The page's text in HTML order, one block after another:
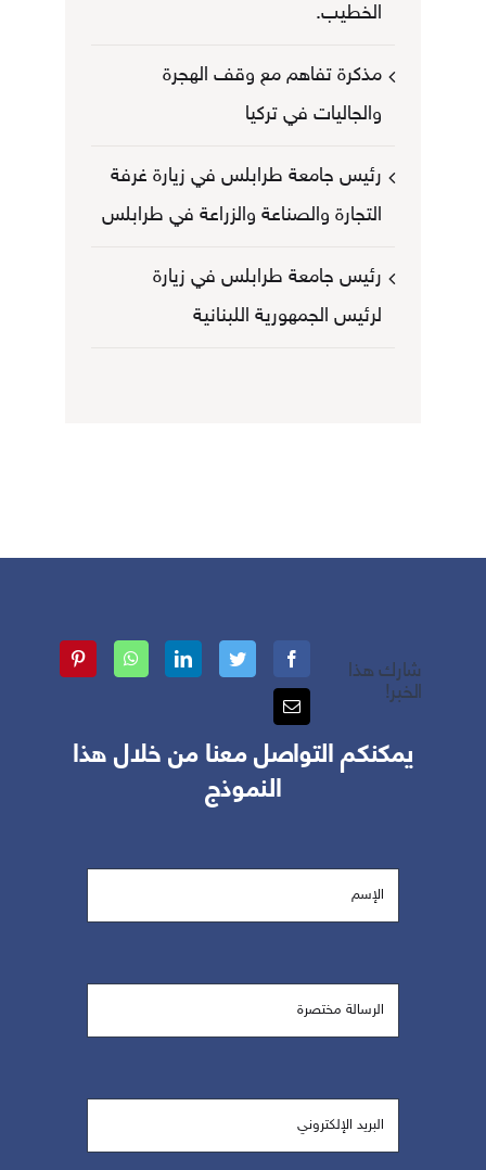
الخطيب.
مذكرة تفاهم مع وقف الهجرة
والجاليات في تركيا
رئيس جامعة طرابلس في زيارة غرفة
التجارة والصناعة والزراعة في طرابلس
رئيس جامعة طرابلس في زيارة
لرئيس الجمهورية اللبنانية
شارك هذا
الخبر!
يمكنكم التواصل معنا من خلال هذا
النموذج